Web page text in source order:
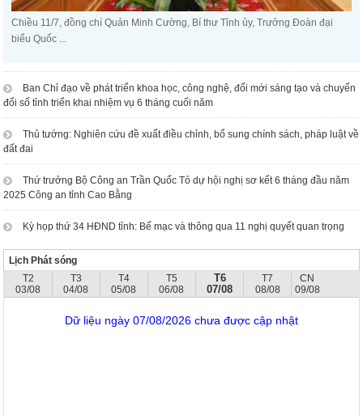
Chiều 11/7, đồng chí Quản Minh Cường, Bí thư Tỉnh ủy, Trưởng Đoàn đại
biểu Quốc ...
Ban Chỉ đạo về phát triển khoa học, công nghệ, đổi mới sáng tạo và chuyển
đổi số tỉnh triển khai nhiệm vụ 6 tháng cuối năm
Thủ tướng: Nghiên cứu đề xuất điều chỉnh, bổ sung chính sách, pháp luật về
đất đai
Thứ trưởng Bộ Công an Trần Quốc Tỏ dự hội nghị sơ kết 6 tháng đầu năm
2025 Công an tỉnh Cao Bằng
Kỳ họp thứ 34 HĐND tỉnh: Bế mạc và thông qua 11 nghị quyết quan trọng
Lịch Phát sóng
T2
03/08
T3
04/08
T4
05/08
T5
06/08
T6
07/08
T7
08/08
CN
09/08
Dữ liệu ngày 07/08/2026 chưa được cập nhật